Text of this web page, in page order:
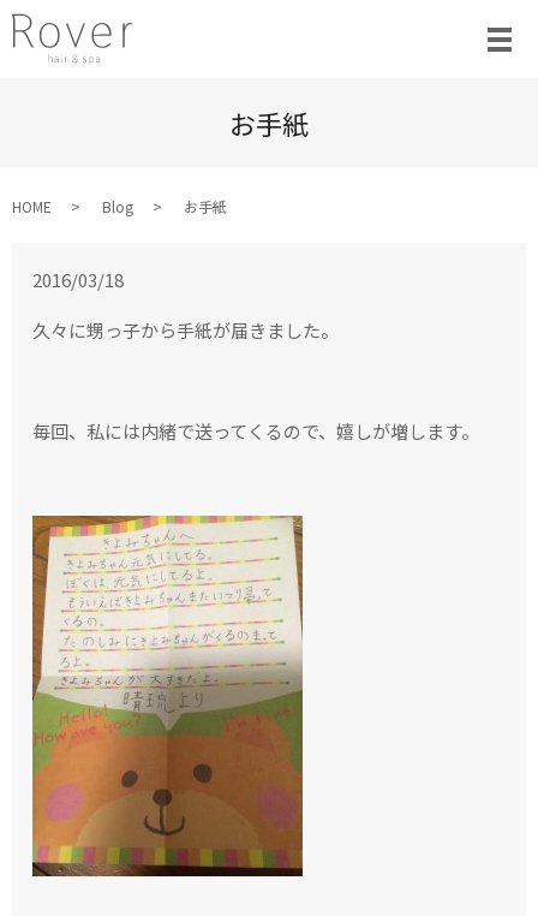
お手紙
HOME Blog お手紙
2016/03/18
久々に甥っ子から手紙が届きました。
毎回、私には内緒で送ってくるので、嬉しが増します。